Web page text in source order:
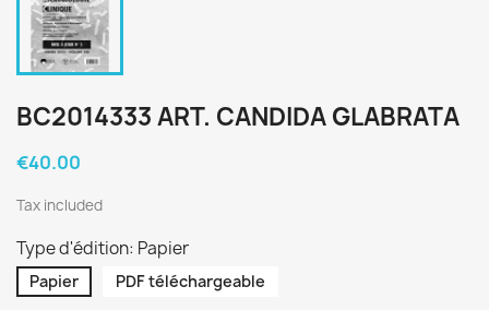
BC2014333 ART. CANDIDA GLABRATA
€40.00
Tax included
Type d'édition: Papier
Papier PDF téléchargeable